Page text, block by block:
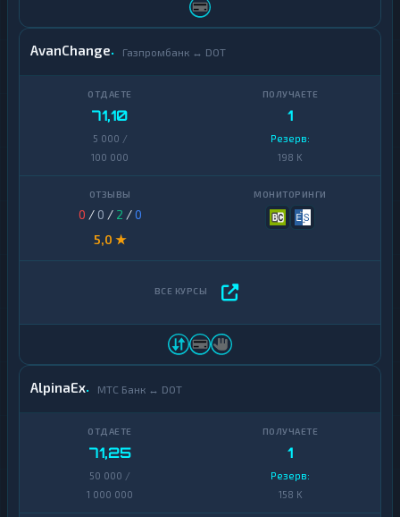
AvanChange Газпромбанк ↔ DOT
71,10
5 000 /
100 000
1
Резерв:
198 K
0 / 0 / 2 /0
5,0 ★
AlpinaEx МТС Банк ↔ DOT
71,25
50 000 /
1 000 000
1
Резерв:
158 K